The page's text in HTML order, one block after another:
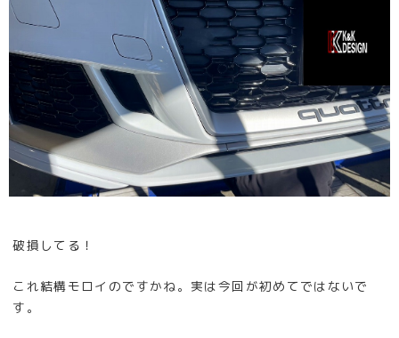
破損してる！
これ結構モロイのですかね。実は今回が初めてではないで
す。